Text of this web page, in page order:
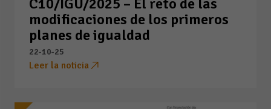
modificaciones de los primeros
planes de igualdad
22-10-25
Leer la noticia